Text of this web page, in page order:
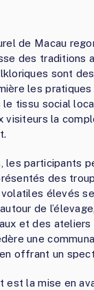
de Macau
des traditions
sont
les pratiques
le tissu social
visiteurs la
les participants
des
élevés
de
et des ateliers
une
offrant un
est la mise en